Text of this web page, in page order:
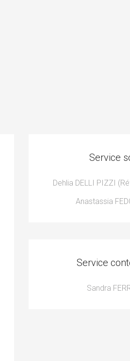
Service
Dehlia DELLI PIZZI
Anastassia
Service
Sandra